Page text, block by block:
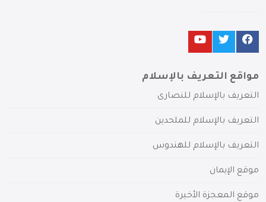
مواقع التعريف بالإسلام
التعريف بالإسلام للنصارى
التعريف بالإسلام للملحدين
التعريف بالإسلام للهندوس
موقع الإيمان
موقع المعجزة الأخيرة